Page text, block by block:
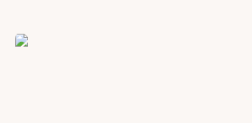
motsvarande vecka i